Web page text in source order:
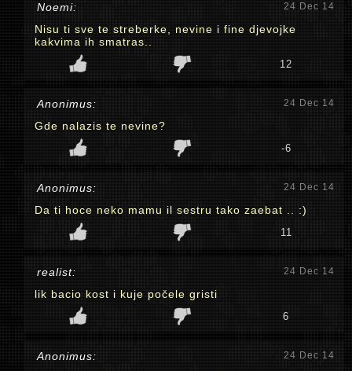
Noemi: 24 Dec 14
Nisu ti sve te streberke, nevine i fine djevojke
kakvima ih smatras..
12
Anonimus: 24 Dec 14
Gde nalazis te nevine?
-6
Anonimus: 24 Dec 14
Da ti hoce neko mamu il sestru tako zaebat .. :)
11
realist: 24 Dec 14
lik bacio kost i kuje počele gristi
6
Anonimus: 24 Dec 14